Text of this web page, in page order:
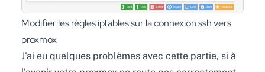
Modifier les règles iptables sur la connexion ssh vers
proxmox
J'ai eu quelques problèmes avec cette partie, si à